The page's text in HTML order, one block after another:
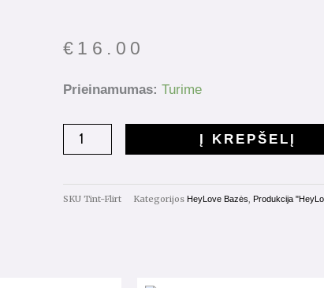
€ 16.00
Prieinamumas: Turime
produkto
Tint
Base
15ml.
Į KREPŠELĮ
SKU Tint-Flirt Kategorijos HeyLove Bazės, Produkcija